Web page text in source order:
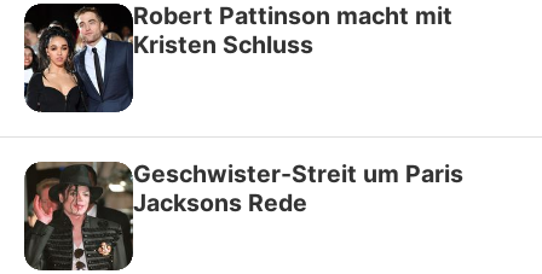
Robert Pattinson macht mit
Kristen Schluss
Geschwister-Streit um Paris
Jacksons Rede